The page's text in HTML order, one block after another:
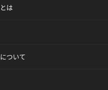
は
ついて